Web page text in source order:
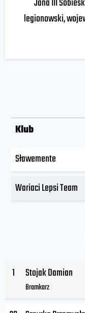
Jana III
legionowski,
Klub
Sławemente
Wariaci Lepsi Team
1 Stojak Damian
Bramkarz